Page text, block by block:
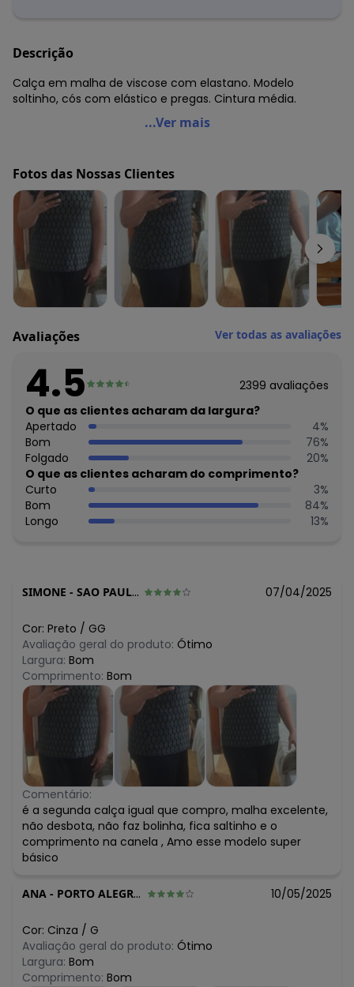
Descrição
Calça em malha de viscose com elastano. Modelo
soltinho, cós com elástico e pregas. Cintura média.
Quintess - Calça Marinho Soltinha com Pregas
Cintura: Média
Complemento: Elástico na cintura; pregas
Tecido: Malha
Composição: Conforme imagem etiqueta
Histórico de preços
O preço apresentado abaixo é o menor oferecido em
algum dia do mês, para o menor tamanho disponível.
julho/2026 R$ 42,99
junho/2026
abril/2026 R$ 42,99
março/2026 R$ 42,99
fevereiro/2026
...Ver mais
Fotos das Nossas Clientes
Avaliações Ver todas as avaliações
4.5 2399 avaliações
O que as clientes acharam da largura?
Apertado
4%
Bom
76%
Folgado
20%
O que as clientes acharam do comprimento?
Curto
3%
Bom
84%
Longo
13%
SIMONE - SAO PAULO - SP 07/04/2025
Cor: Preto / GG
Avaliação geral do produto: Ótimo
Largura: Bom
Comprimento: Bom
Comentário:
é a segunda calça igual que compro, malha excelente,
não desbota, não faz bolinha, fica saltinho e o
comprimento na canela , Amo esse modelo super
básico
ANA - PORTO ALEGRE - RS 10/05/2025
Cor: Cinza / G
Avaliação geral do produto: Ótimo
Largura: Bom
Comprimento: Bom